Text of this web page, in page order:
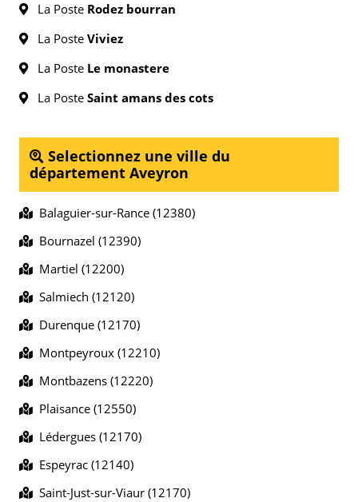
La Poste Rodez bourran
La Poste Viviez
La Poste Le monastere
La Poste Saint amans des cots
Selectionnez une ville du
département Aveyron
Balaguier-sur-Rance (12380)
Bournazel (12390)
Martiel (12200)
Salmiech (12120)
Durenque (12170)
Montpeyroux (12210)
Montbazens (12220)
Plaisance (12550)
Lédergues (12170)
Espeyrac (12140)
Saint-Just-sur-Viaur (12170)